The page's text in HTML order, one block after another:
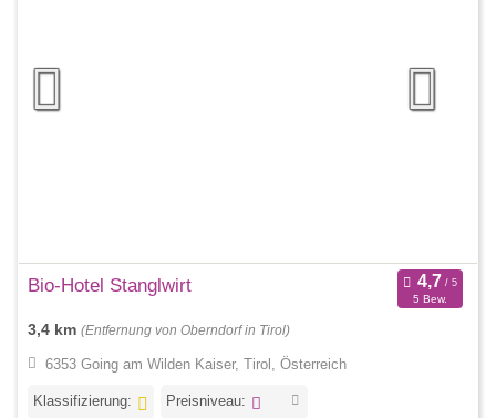
Bio-Hotel Stanglwirt
5 Bew.
3,4 km (Entfernung von Oberndorf in Tirol)
6353 Going am Wilden Kaiser, Tirol, Österreich
Klassifizierung: Preisniveau: